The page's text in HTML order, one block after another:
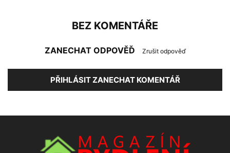
BEZ KOMENTÁŘE
ZANECHAT ODPOVĚĎ Zrušit odpověď
PŘIHLÁSIT ZANECHAT KOMENTÁŘ